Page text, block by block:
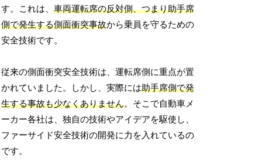
す。これは、車両運転席の反対側、つまり助手席
側で発生する側面衝突事故から乗員を守るための
安全技術です。
従来の側面衝突安全技術は、運転席側に重点が置
かれていました。しかし、実際には助手席側で発
生する事故も少なくありません。そこで自動車メ
ーカー各社は、独自の技術やアイデアを駆使し、
ファーサイド安全技術の開発に力を入れているの
です。